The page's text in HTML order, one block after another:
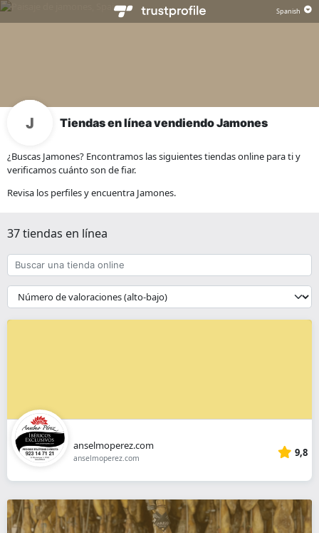
Tiendas en línea vendiendo Jamones
¿Buscas Jamones? Encontramos las siguientes tiendas online para ti y
verificamos cuánto son de fiar.
Revisa los perfiles y encuentra Jamones.
37 tiendas en línea
Buscar
una
tienda
online
{{
__('Sort')
}}
anselmoperez.com
anselmoperez.com 9,8